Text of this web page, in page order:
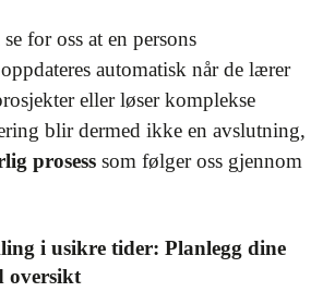
for oss at en persons
automatisk når de lærer
eller løser komplekse
blir dermed ikke en avslutning,
prosess som følger oss gjennom
i usikre tider: Planlegg dine
oversikt